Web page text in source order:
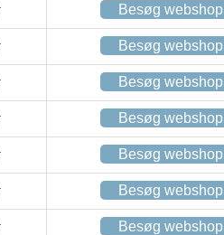
Besøg webshop
Besøg webshop
Besøg webshop
Besøg webshop
Besøg webshop
Besøg webshop
Besøg webshop